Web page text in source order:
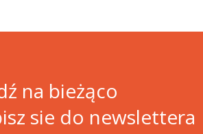
na bieżąco
sie do newslettera